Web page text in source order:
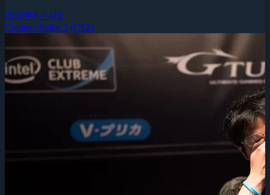
2026年8月4日
Counter-Strike 2 (CS2)